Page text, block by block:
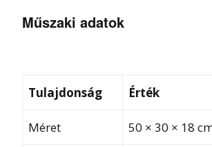
Műszaki adatok
Tulajdonság Érték
Méret 50 × 30 × 18